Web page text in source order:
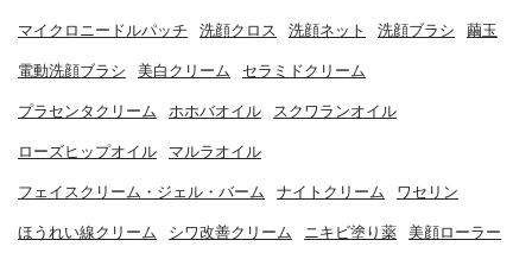
マイクロニードルパッチ 洗顔クロス 洗顔ネット 洗顔ブラシ 繭玉
電動洗顔ブラシ 美白クリーム セラミドクリーム
プラセンタクリーム ホホバオイル スクワランオイル
ローズヒップオイル マルラオイル
フェイスクリーム・ジェル・バーム ナイトクリーム ワセリン
ほうれい線クリーム シワ改善クリーム ニキビ塗り薬 美顔ローラー